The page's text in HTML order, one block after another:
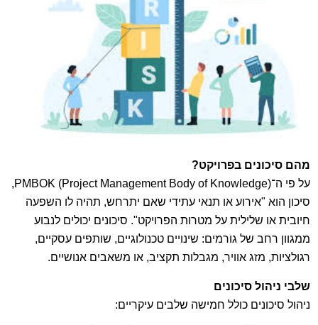
מהם סיכונים בפרויקט?
על פי ה־PMBOK (Project Management Body of Knowledge),
סיכון הוא "אירוע או תנאי עתידי שאם יתרחש, תהיה לו השפעה
חיובית או שלילית על מטרות הפרויקט". סיכונים יכולים לנבוע
ממגוון רחב של גורמים: שינויים טכנולוגיים, שותפים עסקיים,
רגולציות, מזג אוויר, מגבלות תקציב, או משאבים אנושיים.
שלבי ניהול סיכונים
ניהול סיכונים כולל חמישה שלבים עיקריים: